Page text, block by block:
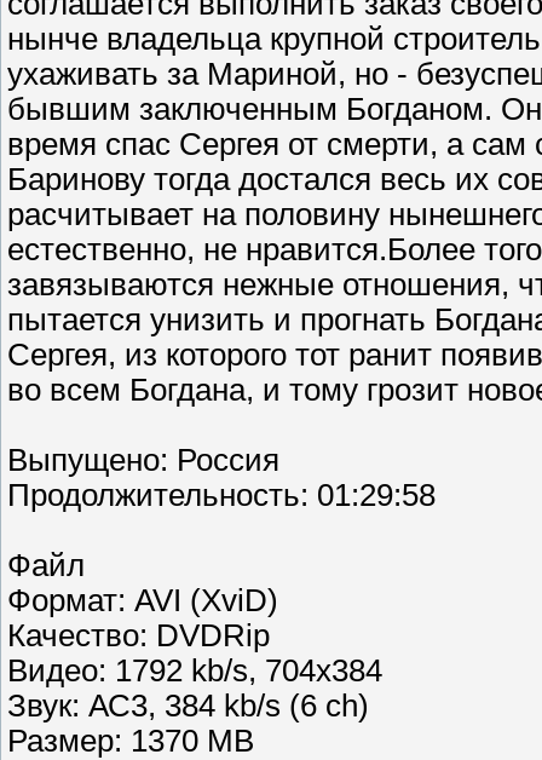
нынче владельца крупной
ухаживать за Мариной, но -
бывшим заключенным Богданом.
время спас Сергея от смерти, а
Баринову тогда достался весь их
расчитывает на половину
естественно, не нравится.Более
завязываются нежные отношения,
пытается унизить и прогнать
Сергея, из которого тот ранит
во всем Богдана, и тому грозит
Выпущено: Россия
Продолжительность: 01:29:58
Файл
Формат: AVI (XviD)
Качество: DVDRip
Видео: 1792 kb/s, 704x384
Звук: АС3, 384 kb/s (6 ch)
Размер: 1370 MB